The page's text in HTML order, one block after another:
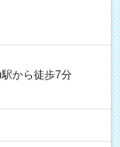
から徒歩7分